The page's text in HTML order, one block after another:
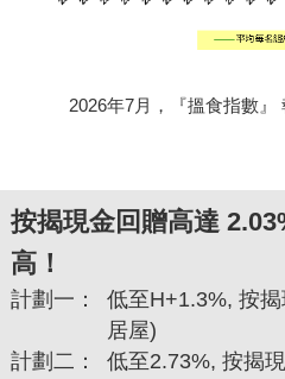
2026年7月，『搵食指數』
按揭現金回贈高達
高！
計劃一：
低至H+1.3%, 按
居屋)
計劃二：
低至2.73%, 按揭